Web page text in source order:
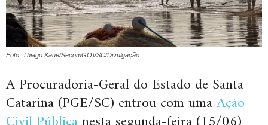
Foto: Thiago Kaue/SecomGOVSC/Divulgação
A Procuradoria-Geral do Estado de Santa
Catarina (PGE/SC) entrou com umaAção